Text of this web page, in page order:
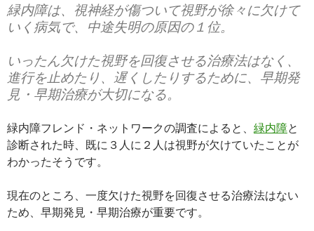
緑内障は、視神経が傷ついて視野が徐々に欠けて
いく病気で、中途失明の原因の１位。
いったん欠けた視野を回復させる治療法はなく、
進行を止めたり、遅くしたりするために、早期発
見・早期治療が大切になる。
緑内障フレンド・ネットワークの調査によると、 緑内障と
診断された時、既に３人に２人は視野が欠けていたことが
わかったそうです。
現在のところ、一度欠けた視野を回復させる治療法はない
ため、早期発見・早期治療が重要です。